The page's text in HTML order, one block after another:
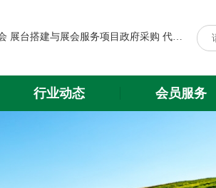
关于遴选第八届中国粮食交易大会 展台搭建与展会服务项目政府采购 代理机构的公告
行业动态 会员服务